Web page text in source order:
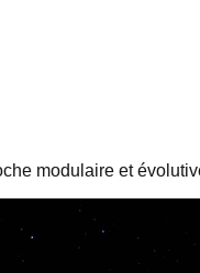
modulaire et